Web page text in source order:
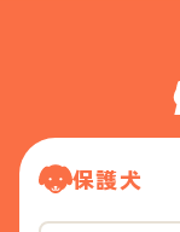
保護犬